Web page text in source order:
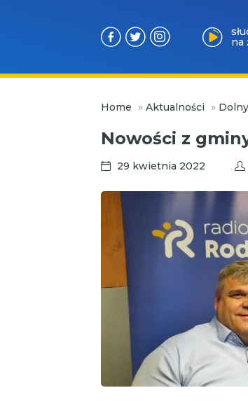
na
Home » Aktualności »
Nowości z
29 kwietnia 2022